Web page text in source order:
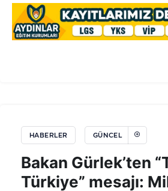
HABERLER GÜNCEL
Bakan Gürlek’ten
Türkiye” mesajı: